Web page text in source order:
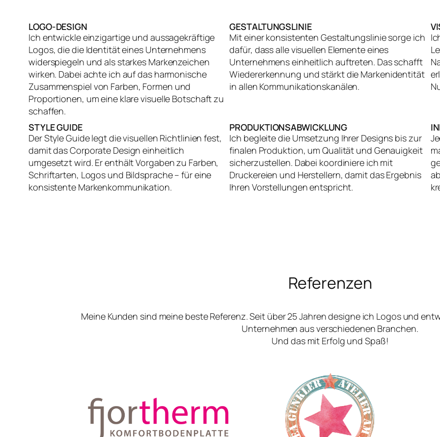
LOGO-DESIGN
Ich entwickle einzigartige und aussagekräftige
Logos, die die Identität eines Unternehmens
widerspiegeln und als starkes Markenzeichen
wirken. Dabei achte ich auf das harmonische
Zusammenspiel von Farben, Formen und
Proportionen, um eine klare visuelle Botschaft zu
schaffen.
GESTALTUNGSLINIE
Mit einer konsistenten Gestaltungslinie sorge ich
dafür, dass alle visuellen Elemente eines
Unternehmens einheitlich auftreten. Das schafft
Wiedererkennung und stärkt die Markenidentität
in allen Kommunikationskanälen.
STYLE GUIDE
Der Style Guide legt die visuellen Richtlinien fest,
damit das Corporate Design einheitlich
umgesetzt wird. Er enthält Vorgaben zu Farben,
Schriftarten, Logos und Bildsprache – für eine
konsistente Markenkommunikation.
PRODUKTIONSABWICKLUNG
Ich begleite die Umsetzung Ihrer Designs bis zur
finalen Produktion, um Qualität und Genauigkeit
sicherzustellen. Dabei koordiniere ich mit
Druckereien und Herstellern, damit das Ergebnis
Ihren Vorstellungen entspricht.
Referenzen
Meine Kunden sind meine beste Referenz. Seit über 25 Jahren designe ich Logos und
Unternehmen aus verschiedenen Branchen.
Und das mit Erfolg und Spaß!